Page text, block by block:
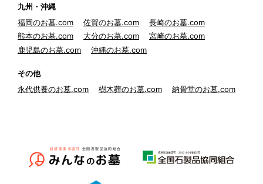
九州・沖縄
福岡のお墓.com
佐賀のお墓.com
長崎のお墓.com
熊本のお墓.com
大分のお墓.com
宮崎のお墓.com
鹿児島のお墓.com
沖縄のお墓.com
その他
永代供養のお墓.com
樹木葬のお墓.com 納骨堂のお墓.com